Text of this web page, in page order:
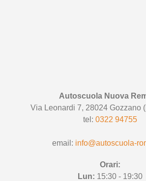
Autoscuola Nuova
Via Leonardi 7, 28024 Gozzano
tel: 0322 94755
email: info@autoscuola-
Orari:
Lun: 15:30 - 19:30